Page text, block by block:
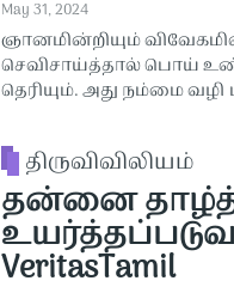
May 31, 2024
ஞானமின்றியும்
செவிசாய்த்தால் பொய்
தெரியும். அது நம்மை வழி
திருவிவிலியம்
தன்னை
VeritasTamil